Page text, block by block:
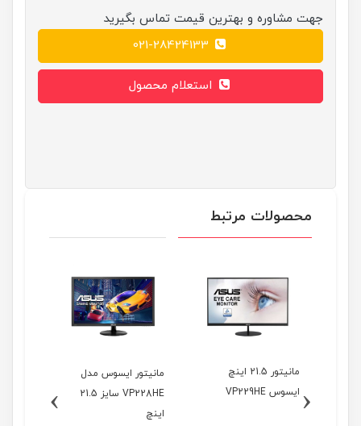
جهت مشاوره و بهترین قیمت تماس بگیرید
محصولات مرتبط
مانیتور 21.5 اینچ
ایسوس VP229HE
مانیتور ایسوس مدل
VP228HE سایز 21.5
اینچ
‹
›